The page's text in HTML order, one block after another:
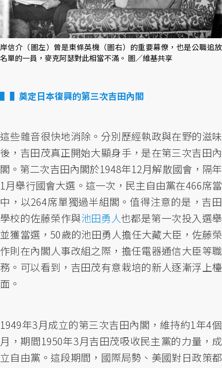
岸信介（圖左）曾是東條英機（圖右）的重要幕僚，也是公職追放
名單的一員，麥克阿瑟對此相當不滿。 圖／維基共享
▌奠定日本復興的第三次吉田內閣
這些雜音很快地消除。分別歷經執政與在野的滋味
後，吉田茂真正開始大顯身手，是在第三次吉田內
閣。第二次吉田內閣於1948年12月解散國會，隔年
1月舉行國會大選。這一次，民主自由黨在466席當
中，以264席單獨過半組閣。值得注意的是，吉田
學校的佐藤榮作與池田勇人也都是第一次投入選舉
並獲當選，50歲的池田勇人擔任大藏大臣，佐藤榮
作則在內閣人事改組之際，擔任電器通信大臣等職
務。可以看到，吉田茂有意栽培的新人逐漸浮上檯
面。
1949年3月成立的第三次吉田內閣，維持約1年4個
月，期間1950年3月吉田茂吸收民主黨的力量，成
立自由黨。這段期間，國際局勢、美國對日政策都